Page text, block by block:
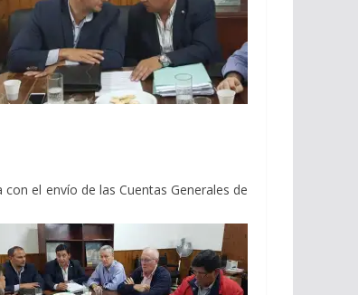
el envío de las Cuentas Generales de